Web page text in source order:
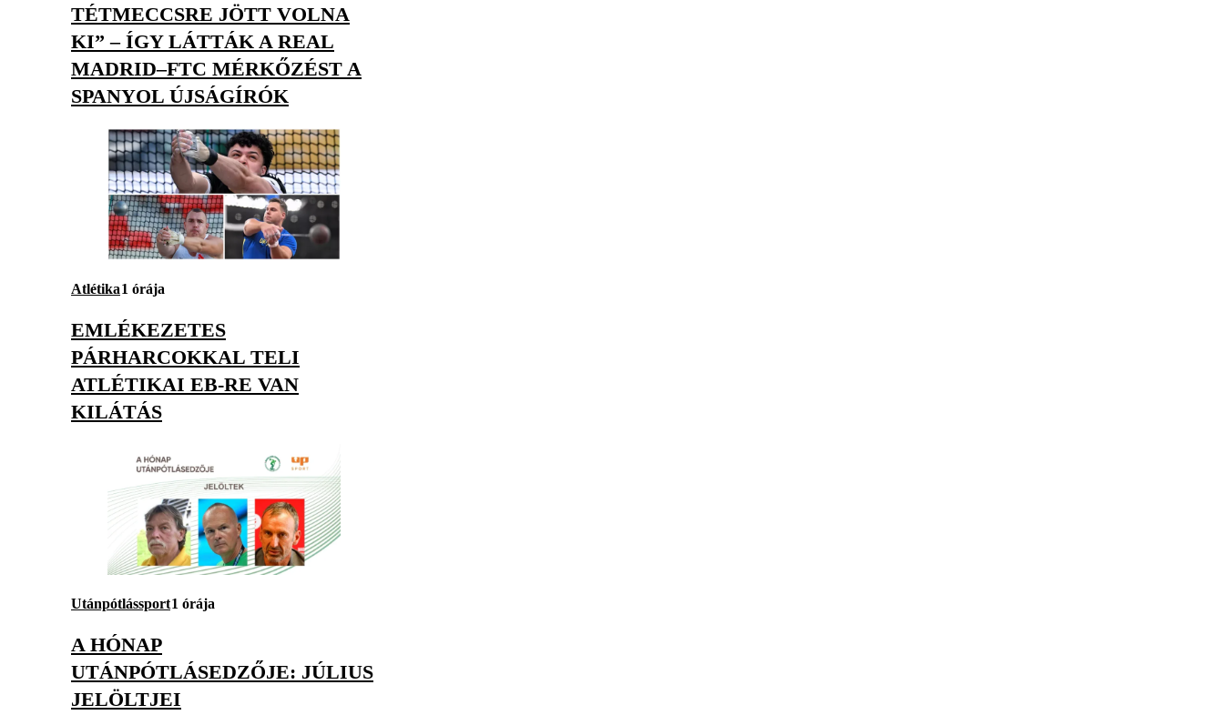
TÉTMECCSRE JÖTT VOLNA
KI” – ÍGY LÁTTÁK A REAL
MADRID–FTC MÉRKŐZÉST A
SPANYOL ÚJSÁGÍRÓK
Atlétika1 órája
EMLÉKEZETES
PÁRHARCOKKAL TELI
ATLÉTIKAI EB-RE VAN
KILÁTÁS
Utánpótlássport1 órája
A HÓNAP
UTÁNPÓTLÁSEDZŐJE: JÚLIUS
JELÖLTJEI